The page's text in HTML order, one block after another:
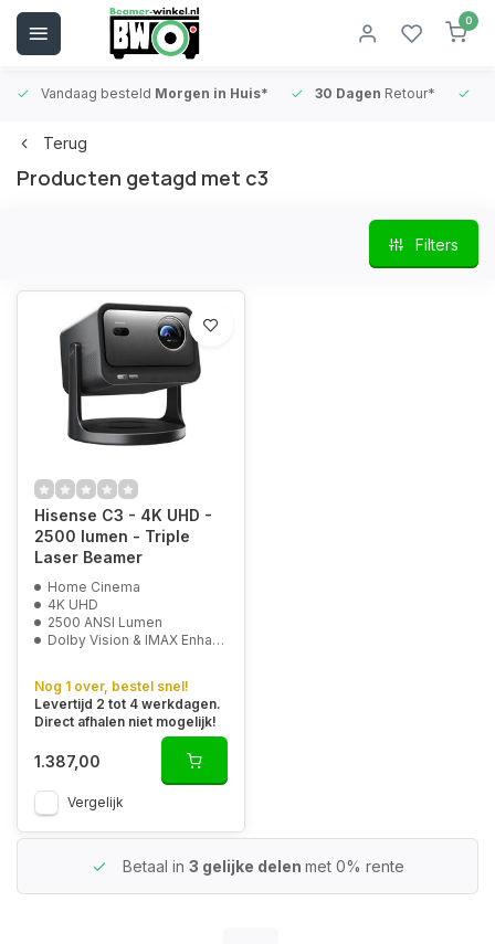
0
Vandaag besteld Morgen in Huis* 30 Dagen Retour*
Terug
Producten getagd met c3
Filters
Hisense C3 - 4K UHD -
2500 lumen - Triple
Laser Beamer
Home Cinema
4K UHD
2500 ANSI Lumen
Dolby Vision & IMAX Enhanced
Nog 1 over, bestel snel!
Levertijd 2 tot 4 werkdagen.
Direct afhalen niet mogelijk!
1.387,00
Vergelijk
Betaal in 3 gelijke delen met 0% rente